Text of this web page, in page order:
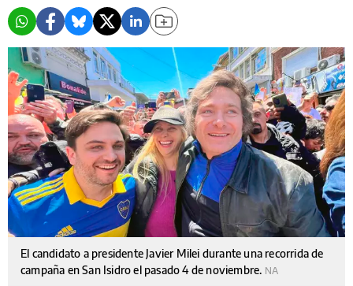
El candidato a presidente Javier Milei durante una recorrida de
campaña en San Isidro el pasado 4 de noviembre. NA